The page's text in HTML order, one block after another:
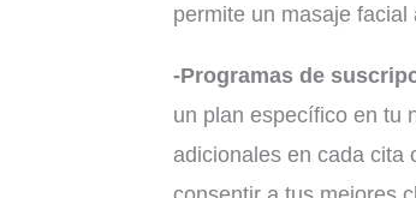
permite un masaje
-Programas de
un plan específico en tu
adicionales en cada cita